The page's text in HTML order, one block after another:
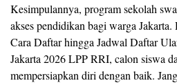
Kesimpulannya, program sekolah
akses pendidikan bagi warga
Cara Daftar hingga Jadwal Daftar
Jakarta 2026 LPP RRI, calon siswa
mempersiapkan diri dengan baik.